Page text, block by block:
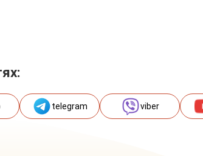
telegram viber